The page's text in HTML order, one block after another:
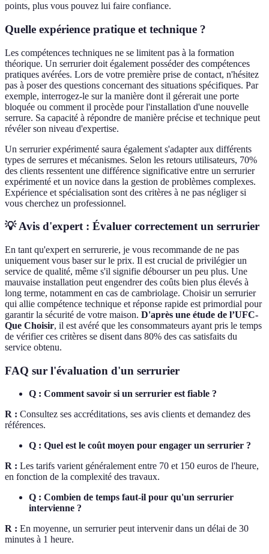
points, plus vous pouvez lui faire confiance.
Quelle expérience pratique et technique ?
Les compétences techniques ne se limitent pas à la formation
théorique. Un serrurier doit également posséder des compétences
pratiques avérées. Lors de votre première prise de contact, n'hésitez
pas à poser des questions concernant des situations spécifiques. Par
exemple, interrogez-le sur la manière dont il gérerait une porte
bloquée ou comment il procède pour l'installation d'une nouvelle
serrure. Sa capacité à répondre de manière précise et technique peut
révéler son niveau d'expertise.
Un serrurier expérimenté saura également s'adapter aux différents
types de serrures et mécanismes. Selon les retours utilisateurs, 70%
des clients ressentent une différence significative entre un serrurier
expérimenté et un novice dans la gestion de problèmes complexes.
Expérience et spécialisation sont des critères à ne pas négliger si
vous cherchez un professionnel.
💡 Avis d'expert : Évaluer correctement un serrurier
En tant qu'expert en serrurerie, je vous recommande de ne pas
uniquement vous baser sur le prix. Il est crucial de privilégier un
service de qualité, même s'il signifie débourser un peu plus. Une
mauvaise installation peut engendrer des coûts bien plus élevés à
long terme, notamment en cas de cambriolage. Choisir un serrurier
qui allie compétence technique et réponse rapide est primordial pour
garantir la sécurité de votre maison. D'après une étude de l’UFC-
Que Choisir, il est avéré que les consommateurs ayant pris le temps
de vérifier ces critères se disent dans 80% des cas satisfaits du
service obtenu.
FAQ sur l'évaluation d'un serrurier
Q : Comment savoir si un serrurier est fiable ?
R : Consultez ses accréditations, ses avis clients et demandez des
références.
Q : Quel est le coût moyen pour engager un serrurier ?
R : Les tarifs varient généralement entre 70 et 150 euros de l'heure,
en fonction de la complexité des travaux.
Q : Combien de temps faut-il pour qu'un serrurier
intervienne ?
R : En moyenne, un serrurier peut intervenir dans un délai de 30
minutes à 1 heure.